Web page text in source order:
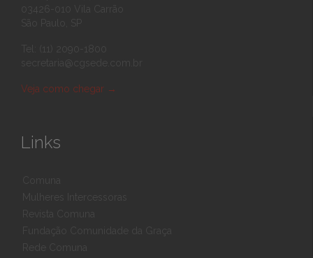
Veja como chegar →
Links